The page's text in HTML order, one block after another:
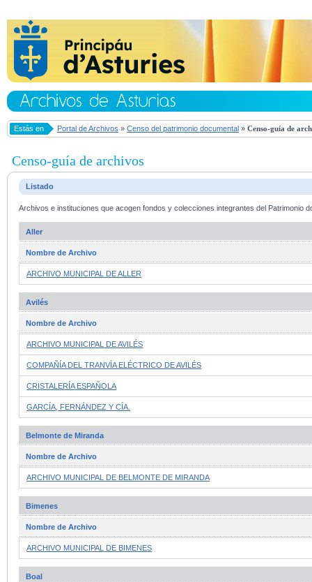
Estás en Portal de Archivos » Censo del patrimonio documental » Censo-guía de
Censo-guía de archivos
Listado
Archivos e instituciones que acogen fondos y colecciones integrantes del Patrimonio
Aller
Nombre de Archivo
ARCHIVO MUNICIPAL DE ALLER
Avilés
Nombre de Archivo
ARCHIVO MUNICIPAL DE AVILÉS
COMPAÑÍA DEL TRANVÍA ELÉCTRICO DE AVILÉS
CRISTALERÍA ESPAÑOLA
GARCÍA, FERNÁNDEZ Y CÍA.
Belmonte de Miranda
Nombre de Archivo
ARCHIVO MUNICIPAL DE BELMONTE DE MIRANDA
Bimenes
Nombre de Archivo
ARCHIVO MUNICIPAL DE BIMENES
Boal